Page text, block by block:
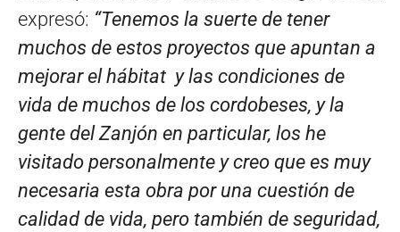
expresó: “Tenemos la suerte de tener
muchos de estos proyectos que apuntan a
mejorar el hábitat y las condiciones de
vida de muchos de los cordobeses, y la
gente del Zanjón en particular, los he
visitado personalmente y creo que es muy
necesaria esta obra por una cuestión de
calidad de vida, pero también de seguridad,